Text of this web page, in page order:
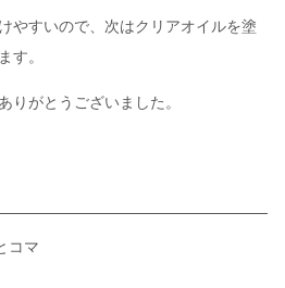
やすいので、次はクリアオイルを塗
す。
りがとうございました。
コマ